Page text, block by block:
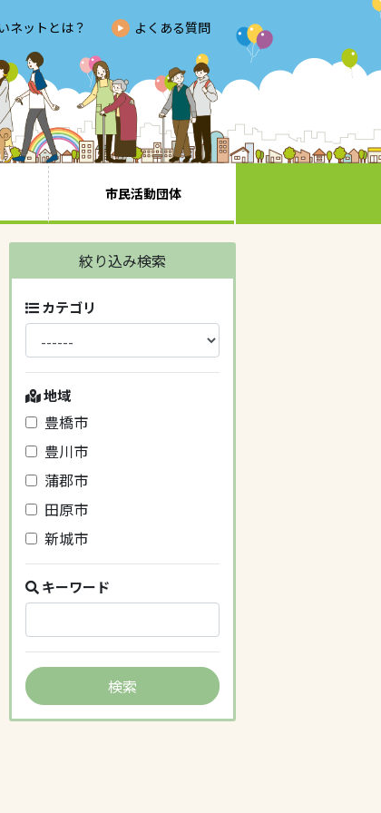
ネットとは？ よくある質問
市民活動団体
絞り込み検索
カテゴリ
地域
豊橋市
豊川市
蒲郡市
田原市
新城市
キーワード